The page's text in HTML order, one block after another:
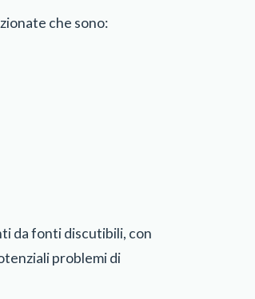
che sono:
da fonti discutibili, con
problemi di